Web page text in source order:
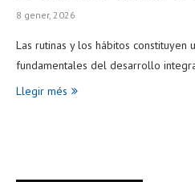
8 gener, 2026
Las rutinas y los hábitos constituyen
fundamentales del desarrollo
Llegir més